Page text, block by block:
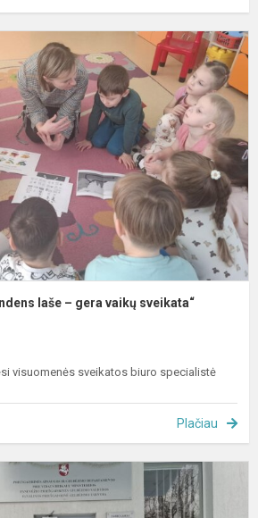
laše – gera vaikų sveikata“
visuomenės sveikatos biuro specialistė
Plačiau